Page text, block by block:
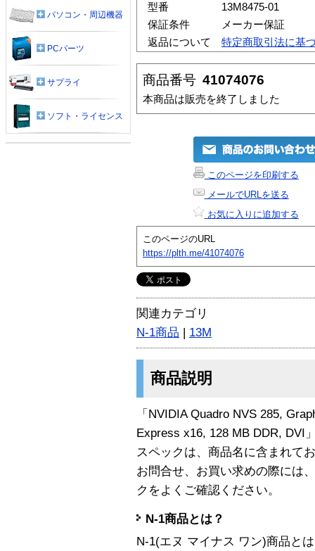
型番
13M8475-01
保証条件
メーカー保証
返品について
特定商取引法に基
商品番号 41074076
本商品は販売を終了しました
このページを印刷する
メールでURLを送る
お気に入りに追加する
このページのURL
https://plth.me/41074076
関連カテゴリ
N-1商品 | 13M
商品説明
「NVIDIA Quadro NVS 285,
Express x16, 128 MB DDR, DVI
スペックは、商品名に含まれて
お問合せ、お買い求めの際には
クをよくご確認ください。
N-1商品とは？
N-1(エヌ マイナス ワン)商品と
パソコン・周辺機器
PCパーツ
サプライ
ソフト・ライセンス